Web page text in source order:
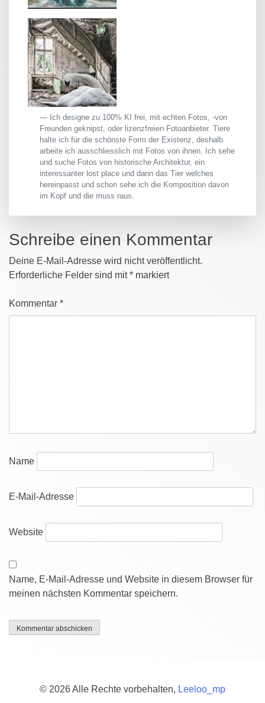
Ich designe zu 100% KI frei, mit echten Fotos, -von
Freunden geknipst, oder lizenzfreien Fotoanbieter. Tiere
halte ich für die schönste Form der Existenz, deshalb
arbeite ich ausschliesslich mit Fotos von ihnen. Ich sehe
und suche Fotos von historische Architektur, ein
interessanter lost place und dann das Tier welches
hereinpasst und schon sehe ich die Komposition davon
im Kopf und die muss raus.
Schreibe einen Kommentar
Deine E-Mail-Adresse wird nicht veröffentlicht.
Erforderliche Felder sind mit* markiert
Kommentar *
Name
E-Mail-Adresse
Website
Name, E-Mail-Adresse und Website in diesem Browser für
meinen nächsten Kommentar speichern.
© 2026 Alle Rechte vorbehalten, Leeloo_mp